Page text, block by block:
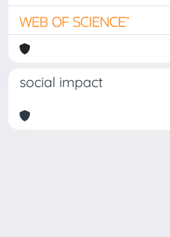
social impact